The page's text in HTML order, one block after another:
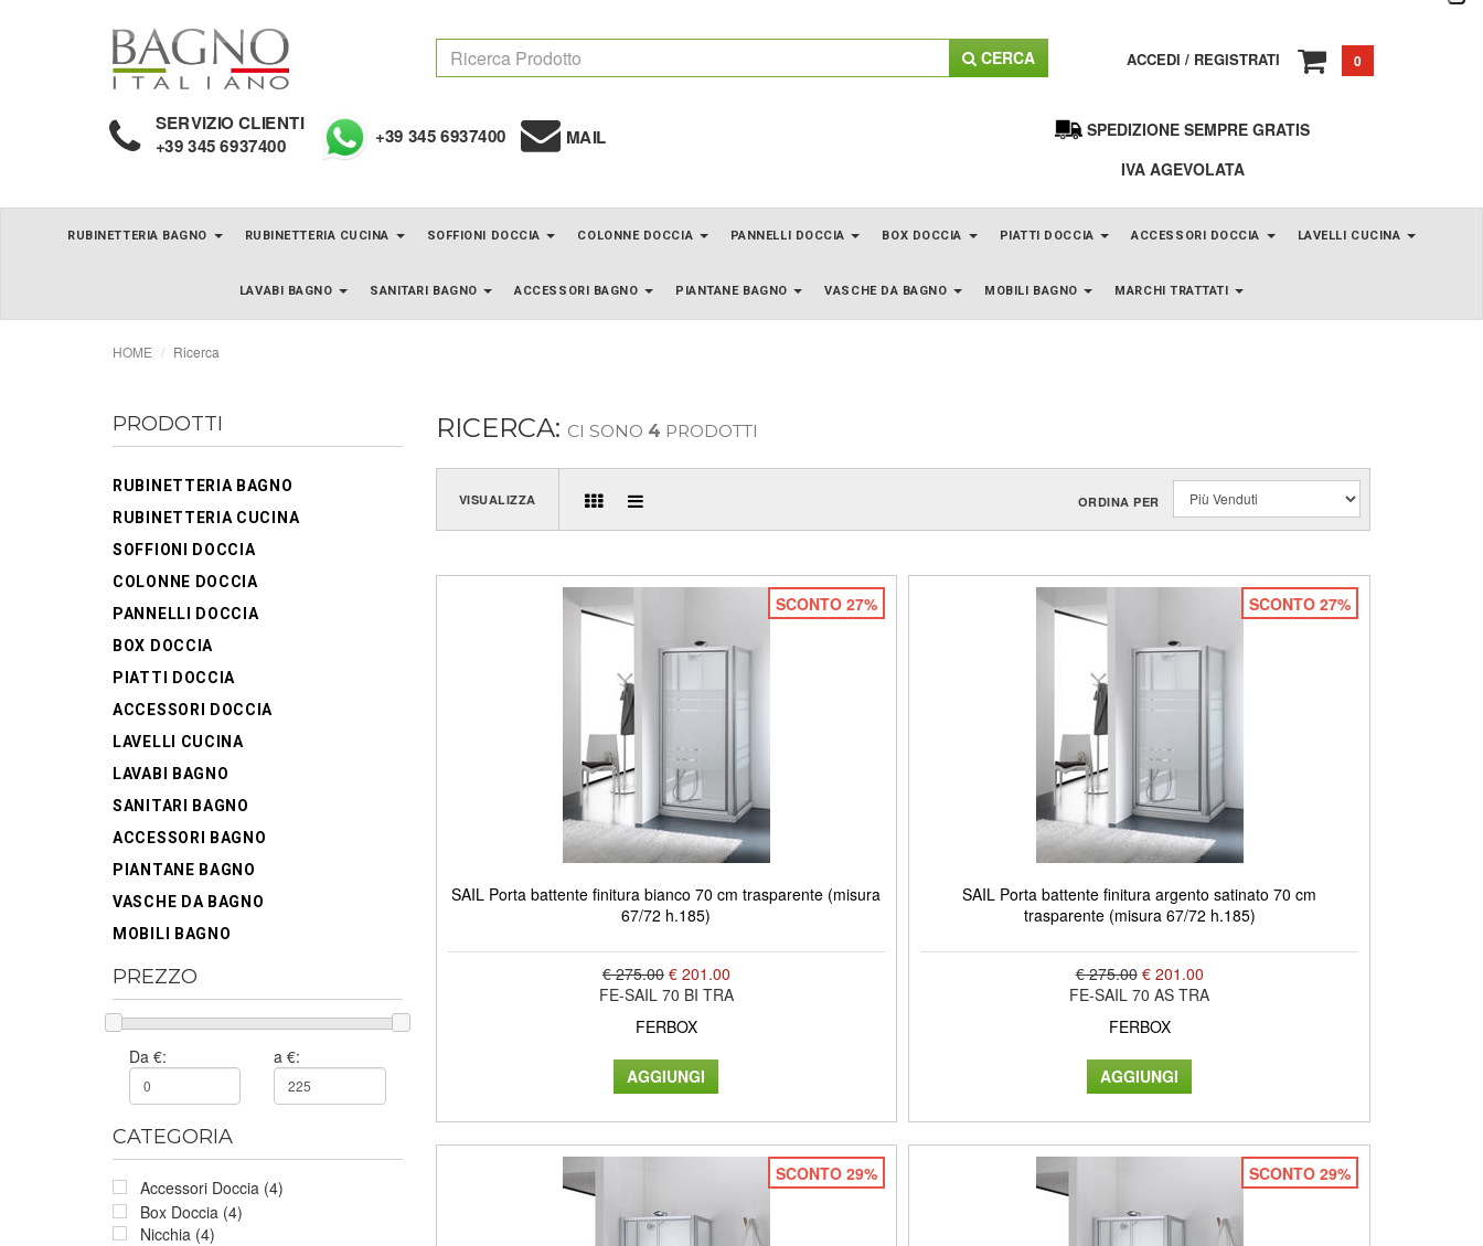
CERCA ACCEDI / REGISTRATI 0
SERVIZIO CLIENTI
+39 345 6937400 +39 345 6937400 MAIL
SPEDIZIONE SEMPRE GRATIS
IVA AGEVOLATA
RUBINETTERIA BAGNO RUBINETTERIA CUCINA SOFFIONI DOCCIA COLONNE DOCCIA PANNELLI DOCCIA BOX DOCCIA PIATTI DOCCIA ACCESSORI DOCCIA LAVELLI CUCINA
LAVABI BAGNO SANITARI BAGNO ACCESSORI BAGNO PIANTANE BAGNO VASCHE DA BAGNO MOBILI BAGNO MARCHI TRATTATI
HOME Ricerca
PRODOTTI
RUBINETTERIA BAGNO
RUBINETTERIA CUCINA
SOFFIONI DOCCIA
COLONNE DOCCIA
PANNELLI DOCCIA
BOX DOCCIA
PIATTI DOCCIA
ACCESSORI DOCCIA
LAVELLI CUCINA
LAVABI BAGNO
SANITARI BAGNO
ACCESSORI BAGNO
PIANTANE BAGNO
VASCHE DA BAGNO
MOBILI BAGNO
PREZZO
Da €: a €:
CATEGORIA
Accessori Doccia (4)
Box Doccia (4)
Nicchia (4)
RICERCA: CI SONO 4 PRODOTTI
VISUALIZZA ORDINA PER
SCONTO 27%
SAIL Porta battente finitura bianco 70 cm trasparente (misura
67/72 h.185)
€ 275.00 € 201.00
FE-SAIL 70 BI TRA
FERBOX
SCONTO 27%
SAIL Porta battente finitura argento satinato 70 cm
trasparente (misura 67/72 h.185)
€ 275.00 € 201.00
FE-SAIL 70 AS TRA
FERBOX
SCONTO 29% SCONTO 29%